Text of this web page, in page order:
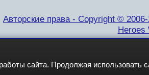
Авторские права - Copyright ©
Heroes
сайта. Продолжая использовать